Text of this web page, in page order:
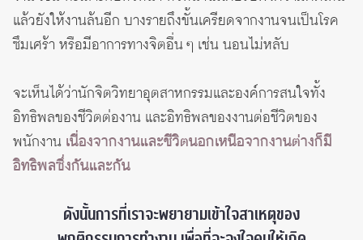
แล้วยังให้งานล้นอีก บางรายถึงขั้นเครียดจากงานจนเป็นโรค
ซึมเศร้า หรือมีอาการทางจิตอื่น ๆ เช่น นอนไม่หลับ
จะเห็นได้ว่านักจิตวิทยาอุตสาหกรรมและองค์การสนใจทั้ง
อิทธิพลของชีวิตต่องาน และอิทธิพลของงานต่อชีวิตของ
พนักงาน เนื่องจากงานและชีวิตนอกเหนือจากงานต่างก็มี
อิทธิพลซึ่งกันและกัน
ดังนั้นการที่เราจะพยายามเข้าใจสาเหตุของ